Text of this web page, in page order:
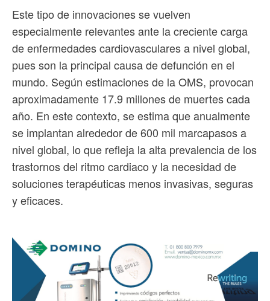
Este tipo de innovaciones se vuelven
especialmente relevantes ante la creciente carga
de enfermedades cardiovasculares a nivel global,
pues son la principal causa de defunción en el
mundo. Según estimaciones de la OMS, provocan
aproximadamente 17.9 millones de muertes cada
año. En este contexto, se estima que anualmente
se implantan alrededor de 600 mil marcapasos a
nivel global, lo que refleja la alta prevalencia de los
trastornos del ritmo cardiaco y la necesidad de
soluciones terapéuticas menos invasivas, seguras
y eficaces.